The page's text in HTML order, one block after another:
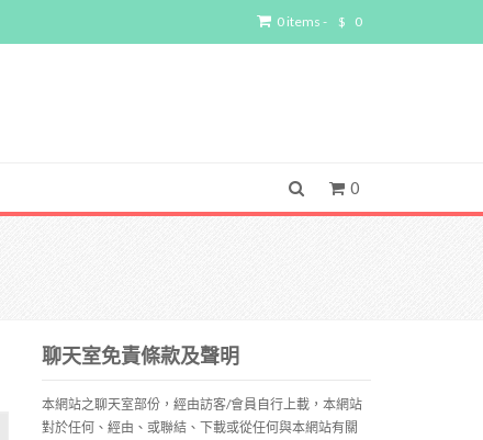
0 items - $ 0
0
聊天室免責條款及聲明
本網站之聊天室部份，經由訪客/會員自行上載，本網站
對於任何、經由、或聯結、下載或從任何與本網站有關